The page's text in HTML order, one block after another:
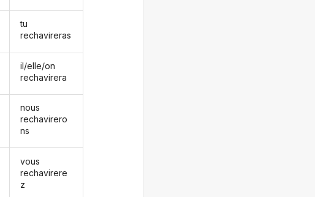
tu
rechavireras
il/elle/on
rechavirera
nous
rechavirero
ns
vous
rechavirere
z